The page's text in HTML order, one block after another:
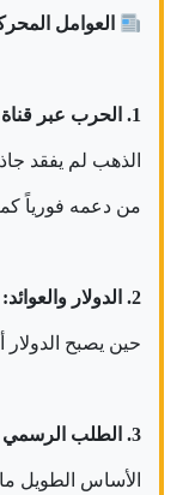
العوامل
1. الحرب عبر قناة النفط:
الذهب لم يفقد
من دعمه فورياً
2. الدولار والعوائد:
حين يصبح الدولار
3. الطلب الرسمي والاستثماري:
الأساس الطويل